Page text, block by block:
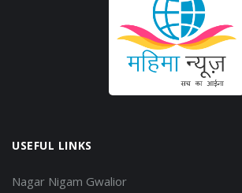
USEFUL LINKS
Nagar Nigam Gwalior